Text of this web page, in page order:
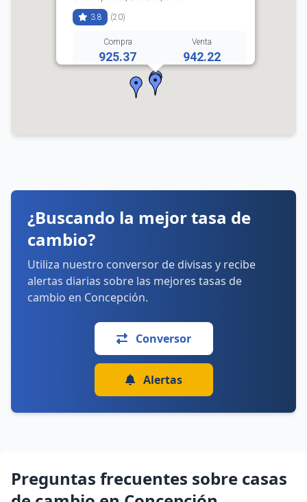
3.8 (20)
Compra
925.37
Venta
942.22
(2) 2636 9096
Cómo llegar Ver detalles
¿Buscando la mejor tasa de
cambio?
Utiliza nuestro conversor de divisas y recibe
alertas diarias sobre las mejores tasas de
cambio en Concepción.
Conversor
Alertas
Preguntas frecuentes sobre casas